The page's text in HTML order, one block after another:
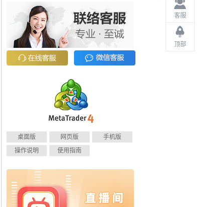
客服
顶部
桌面版 网页版
手机版
操作说明
使用指南